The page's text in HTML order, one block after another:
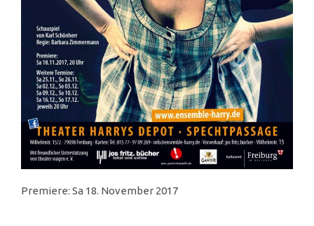
Premiere: Sa 18. November 2017